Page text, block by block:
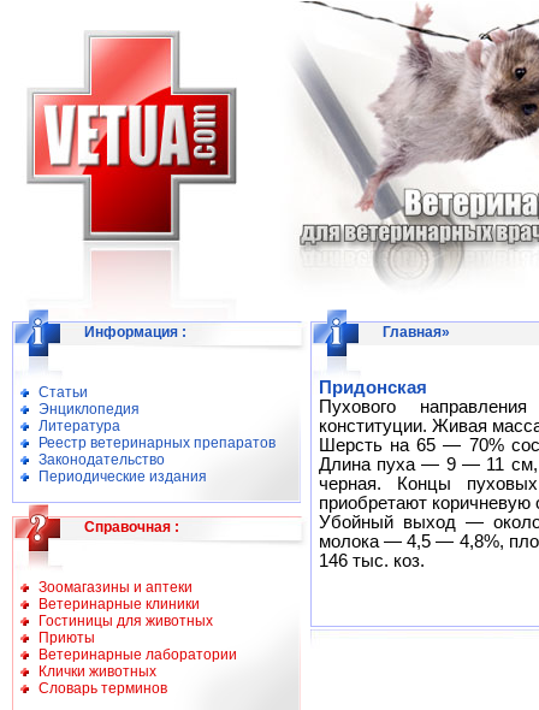
Информация :
Статьи
Энциклопедия
Литература
Реестр ветеринарных препаратов
Законодательство
Периодические издания
Справочная :
Зоомагазины и аптеки
Ветеринарные клиники
Гостиницы для животных
Приюты
Ветеринарные лаборатории
Клички животных
Словарь терминов
Главная»
Придонская
Пухового
конституции. Живая
Шерсть на 65 — 70%
Длина пуха — 9 — 11
черная. Концы
приобретают коричневую
Убойный выход —
молока — 4,5 — 4,8%,
146 тыс. коз.